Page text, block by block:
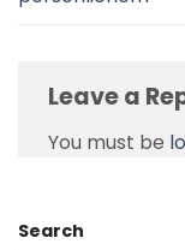
Leave a
You must be
Search